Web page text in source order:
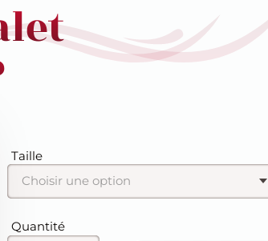
Champ
Taille
Choisir une option
Champ
Quantité